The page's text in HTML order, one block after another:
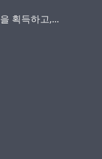
획득하고,...